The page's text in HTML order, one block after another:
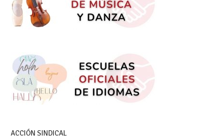
ACCIÓN SINDICAL